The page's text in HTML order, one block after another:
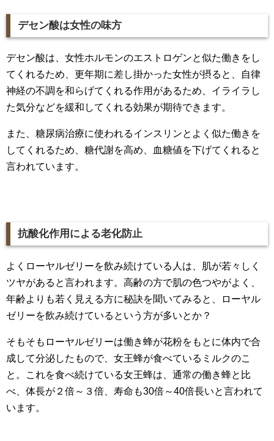
デセン酸は女性の味方
デセン酸は、女性ホルモンのエストロゲンと似た働きをし
てくれるため、更年期に差し掛かった女性が摂ると、自律
神経の不調を和らげてくれる作用があるため、イライラし
た気分などを緩和してくれる効果が期待できます。
また、糖尿病治療に使われるインスリンとよく似た働きを
してくれるため、糖代謝を高め、血糖値を下げてくれると
言われています。
抗酸化作用による老化防止
よくローヤルゼリーを飲み続けている人は、肌が若々しく
ツヤがあると言われます。高齢の方で肌の色つやがよく、
年齢よりも若く見える方に秘訣を聞いてみると、ローヤル
ゼリーを飲み続けているという方が多いとか？
そもそもローヤルゼリーは働き蜂が花粉をもとに体内で合
成して分泌したもので、女王蜂が食べているミルクのこ
と。これを食べ続けている女王蜂は、通常の働き蜂と比
べ、体長が２倍～３倍、寿命も30倍～40倍長いと言われて
います。